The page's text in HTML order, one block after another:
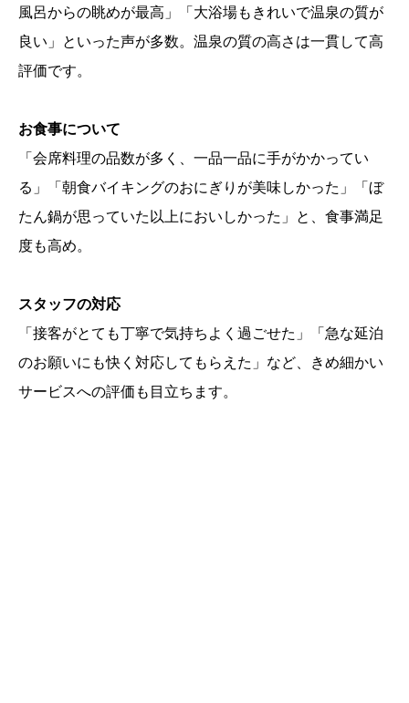
風呂からの眺めが最高」「大浴場もきれいで温泉の質が
良い」といった声が多数。温泉の質の高さは一貫して高
評価です。
お食事について
「会席料理の品数が多く、一品一品に手がかかってい
る」「朝食バイキングのおにぎりが美味しかった」「ぼ
たん鍋が思っていた以上においしかった」と、食事満足
度も高め。
スタッフの対応
「接客がとても丁寧で気持ちよく過ごせた」「急な延泊
のお願いにも快く対応してもらえた」など、きめ細かい
サービスへの評価も目立ちます。